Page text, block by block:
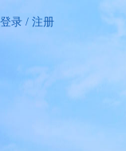
登录 / 注册